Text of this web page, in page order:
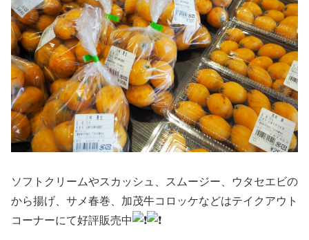
ソフトクリームやスカッシュ、スムージー、ウタセエビの
から揚げ、サメ春巻、加茂牛コロッケなどはテイクアウト
コーナーにて好評販売中